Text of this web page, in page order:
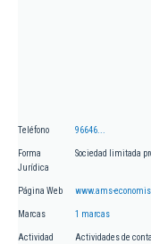
Teléfono 96646...
Forma
Jurídica
Sociedad limitada
Página Web www.ams-
Marcas 1 marcas
Actividad Actividades de